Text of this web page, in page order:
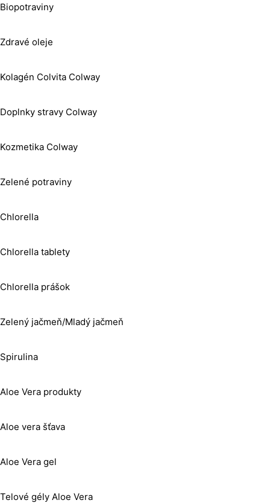
Biopotraviny
Zdravé oleje
Kolagén Colvita Colway
Doplnky stravy Colway
Kozmetika Colway
Zelené potraviny
Chlorella
Chlorella tablety
Chlorella prášok
Zelený jačmeň/Mladý jačmeň
Spirulina
Aloe Vera produkty
Aloe vera šťava
Aloe Vera gel
Telové gély Aloe Vera